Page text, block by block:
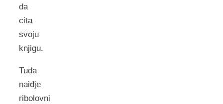
da
cita
svoju
knjigu.
Tuda
naidje
ribolovni